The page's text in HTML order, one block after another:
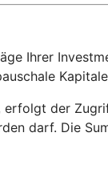
Ihrer
erfolgt der
darf. Die